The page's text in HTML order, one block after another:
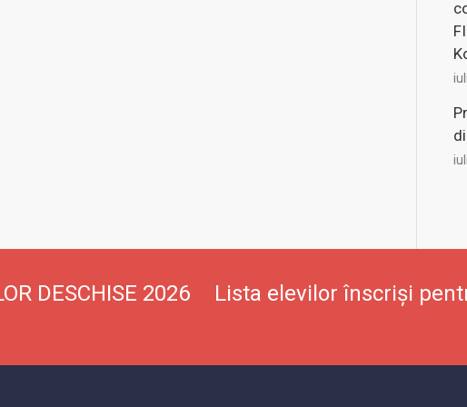
DESCHISE 2026 Lista elevilor înscriși